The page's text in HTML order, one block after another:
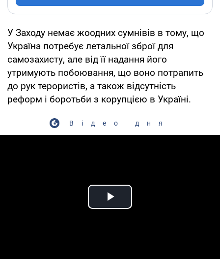
У Заходу немає жоодних сумнівів в тому, що
Україна потребує летальної зброї для
самозахисту, але від її надання його
утримують побоювання, що воно потрапить
до рук терористів, а також відсутність
реформ і боротьби з корупцією в Україні.
Відео дня
Play Video